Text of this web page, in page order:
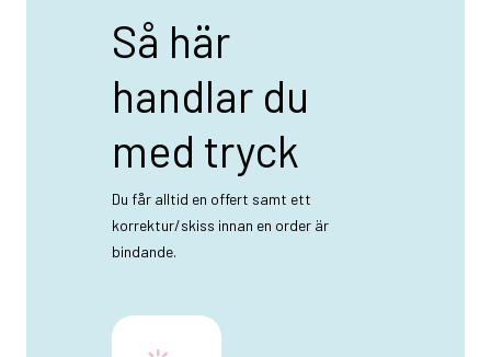
Så här
handlar du
med tryck
Du får alltid en offert samt ett
korrektur/skiss innan en order är
bindande.